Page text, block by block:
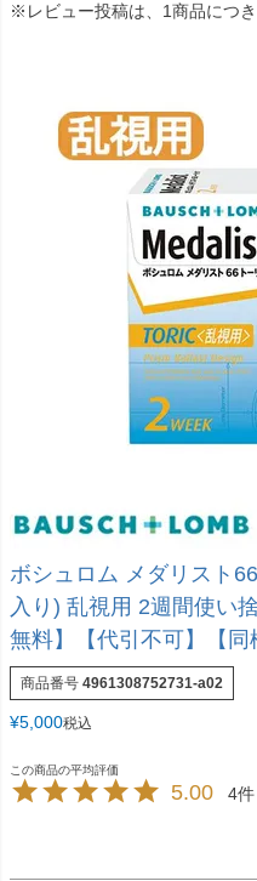
※レビュー投稿は、1商品につき
ボシュロム メダリスト
入り) 乱視用 2週間使い
無料】【代引不可】【同
商品番号 4961308752731-a02
¥5,000税込
5.00 4